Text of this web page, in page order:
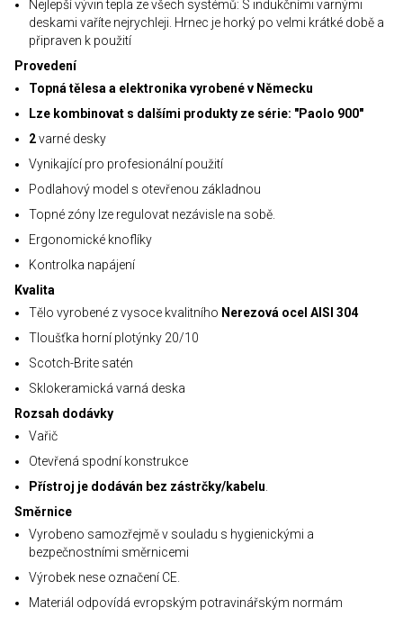
Nejlepší vývin tepla ze všech systémů: S indukčními varnými
deskami vaříte nejrychleji. Hrnec je horký po velmi krátké době a
připraven k použití
Provedení
Topná tělesa a elektronika vyrobené v Německu
Lze kombinovat s dalšími produkty ze série: "Paolo 900"
2varné desky
Vynikající pro profesionální použití
Podlahový model s otevřenou základnou
Topné zóny lze regulovat nezávisle na sobě.
Ergonomické knoflíky
Kontrolka napájení
Kvalita
Tělo vyrobené z vysoce kvalitního Nerezová ocel AISI 304
Tloušťka horní plotýnky 20/10
Scotch-Brite satén
Sklokeramická varná deska
Rozsah dodávky
Vařič
Otevřená spodní konstrukce
Přístroj je dodáván bez zástrčky/kabelu
Směrnice
Vyrobeno samozřejmě v souladu s hygienickými a
bezpečnostními směrnicemi
Výrobek nese označení CE.
Materiál odpovídá evropským potravinářským normám